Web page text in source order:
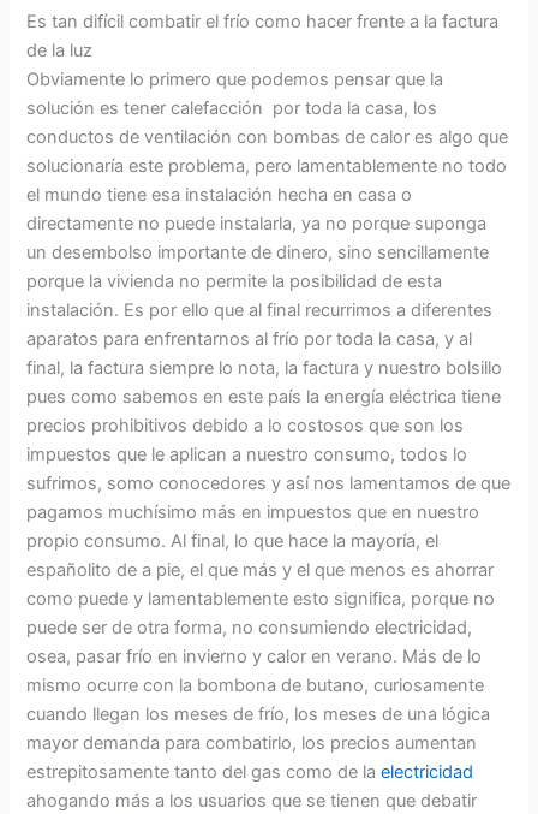
Es tan difícil combatir el frío como hacer frente a la factura
de la luz
Obviamente lo primero que podemos pensar que la
solución es tener calefacción por toda la casa, los
conductos de ventilación con bombas de calor es algo que
solucionaría este problema, pero lamentablemente no todo
el mundo tiene esa instalación hecha en casa o
directamente no puede instalarla, ya no porque suponga
un desembolso importante de dinero, sino sencillamente
porque la vivienda no permite la posibilidad de esta
instalación. Es por ello que al final recurrimos a diferentes
aparatos para enfrentarnos al frío por toda la casa, y al
final, la factura siempre lo nota, la factura y nuestro bolsillo
pues como sabemos en este país la energía eléctrica tiene
precios prohibitivos debido a lo costosos que son los
impuestos que le aplican a nuestro consumo, todos lo
sufrimos, somo conocedores y así nos lamentamos de que
pagamos muchísimo más en impuestos que en nuestro
propio consumo. Al final, lo que hace la mayoría, el
españolito de a pie, el que más y el que menos es ahorrar
como puede y lamentablemente esto significa, porque no
puede ser de otra forma, no consumiendo electricidad,
osea, pasar frío en invierno y calor en verano. Más de lo
mismo ocurre con la bombona de butano, curiosamente
cuando llegan los meses de frío, los meses de una lógica
mayor demanda para combatirlo, los precios aumentan
estrepitosamente tanto del gas como de laelectricidad
ahogando más a los usuarios que se tienen que debatir